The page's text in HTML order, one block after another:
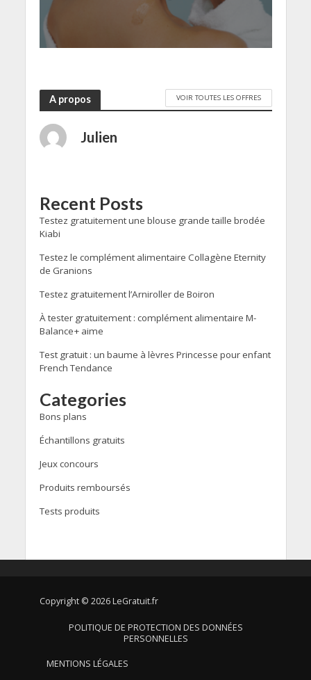
A propos VOIR TOUTES LES OFFRES
Julien
Recent Posts
Testez gratuitement une blouse grande taille brodée
Kiabi
Testez le complément alimentaire Collagène Eternity
de Granions
Testez gratuitement l’Arniroller de Boiron
À tester gratuitement : complément alimentaire M-
Balance+ aime
Test gratuit : un baume à lèvres Princesse pour enfant
French Tendance
Categories
Bons plans
Échantillons gratuits
Jeux concours
Produits remboursés
Tests produits
Copyright © 2026 LeGratuit.fr
POLITIQUE DE PROTECTION DES DONNÉES
PERSONNELLES
MENTIONS LÉGALES